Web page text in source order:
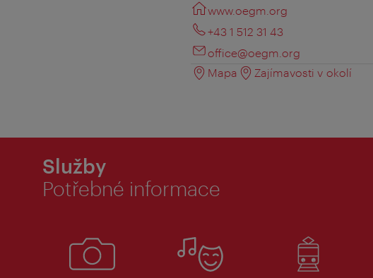
www.oegm.org
+43 1 512 31 43
office@oegm.org
Mapa
Zajímavosti v okolí
Služby
Potřebné informace